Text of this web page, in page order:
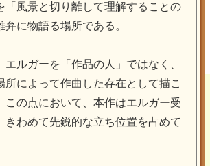
「風景と切り離して理解することの
に物語る場所である。
エルガーを「作品の人」ではなく、
所によって作曲した存在として描こ
この点において、本作はエルガー受
きわめて先鋭的な立ち位置を占めて